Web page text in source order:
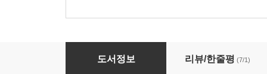
호루라기에 너무 큰돈을 쓰지 마라
도서정보 리뷰/한줄평 (7/1)